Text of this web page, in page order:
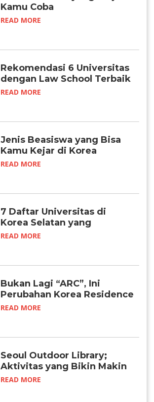
Kamu Coba
READ MORE
Rekomendasi 6 Universitas
dengan Law School Terbaik
di Korea
READ MORE
Jenis Beasiswa yang Bisa
Kamu Kejar di Korea
University
READ MORE
7 Daftar Universitas di
Korea Selatan yang
Menawarkan Program
READ MORE
Bukan Lagi “ARC”, Ini
Perubahan Korea Residence
Card yang Perlu Kamu Tahu
READ MORE
Seoul Outdoor Library;
Aktivitas yang Bikin Makin
Produktif di 2024
READ MORE